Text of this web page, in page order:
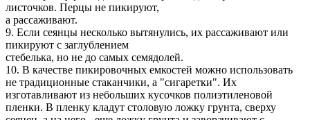
листочков. Перцы не пикируют,
а рассаживают.
9. Если сеянцы несколько вытянулись, их рассаживают или
пикируют с заглублением
стебелька, но не до самых семядолей.
10. В качестве пикировочных емкостей можно использовать
не традиционные стаканчики, а "сигаретки". Их
изготавливают из небольших кусочков полиэтиленовой
пленки. В пленку кладут столовую ложку грунта, сверху